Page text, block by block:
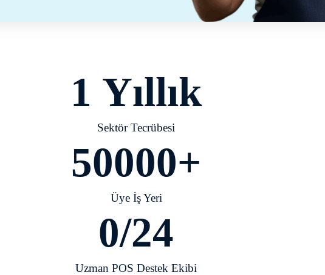
Sektör Tecrübesi
1 Yıllık
Üye İş Yeri
50000+
Uzman POS Destek Ekibi​
0/24